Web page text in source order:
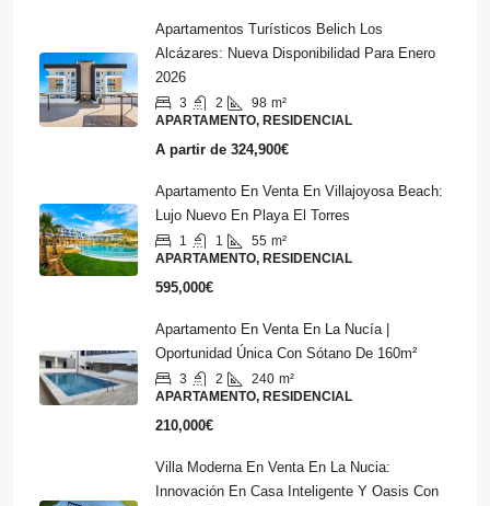
Apartamentos Turísticos Belich Los
Alcázares: Nueva Disponibilidad Para Enero
2026
3 2 98 m²
APARTAMENTO, RESIDENCIAL
A partir de 324,900€
Apartamento En Venta En Villajoyosa Beach:
Lujo Nuevo En Playa El Torres
1 1 55 m²
APARTAMENTO, RESIDENCIAL
595,000€
Apartamento En Venta En La Nucía |
Oportunidad Única Con Sótano De 160m²
3 2 240 m²
APARTAMENTO, RESIDENCIAL
210,000€
Villa Moderna En Venta En La Nucia:
Innovación En Casa Inteligente Y Oasis Con